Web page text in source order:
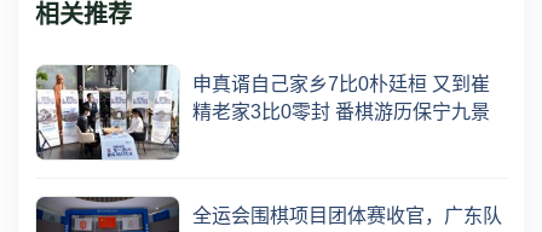
相关推荐
申真谞自己家乡7比0朴廷桓 又到崔
精老家3比0零封 番棋游历保宁九景
全运会围棋项目团体赛收官，广东队